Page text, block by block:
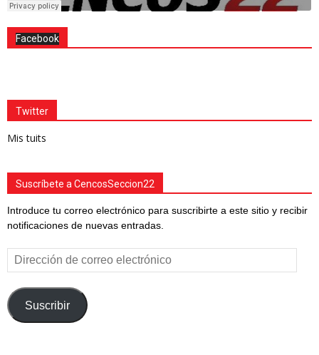
Facebook
Twitter
Mis tuits
Suscríbete a CencosSeccion22
Introduce tu correo electrónico para suscribirte a este sitio y recibir
notificaciones de nuevas entradas.
Dirección
de
correo
electrónico
Suscribir